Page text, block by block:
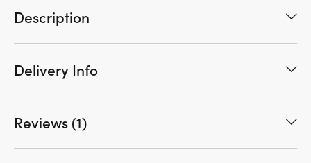
Description
Delivery Info
Reviews (1)